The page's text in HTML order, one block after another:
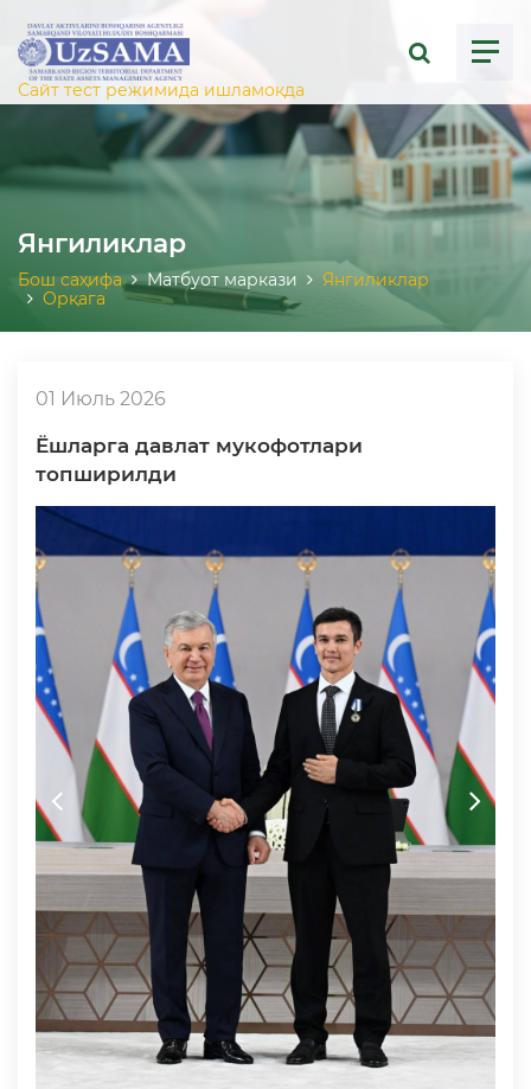
menu
Сайт тест режимида ишламоқда
Янгиликлар
Бош саҳифа Матбуот маркази
Янгиликлар
Орқага
01 Июль 2026
Ёшларга давлат мукофотлари
топширилди